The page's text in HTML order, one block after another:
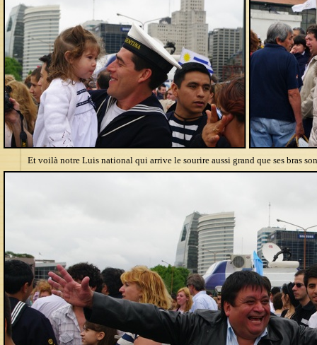
Et voilà notre Luis national qui arrive le sourire aussi grand que ses bras